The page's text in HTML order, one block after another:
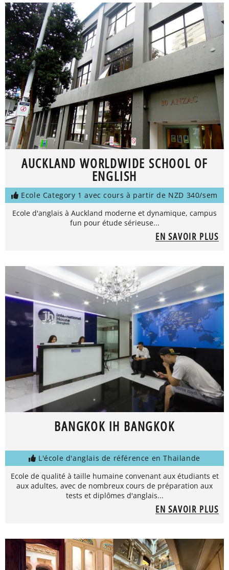
AUCKLAND WORLDWIDE SCHOOL OF
ENGLISH
Ecole Category 1 avec cours à partir de NZD 340/sem
Ecole d'anglais à Auckland moderne et dynamique, campus
fun pour étude sérieuse...
EN SAVOIR PLUS
BANGKOK IH BANGKOK
L'école d'anglais de référence en Thailande
Ecole de qualité à taille humaine convenant aux étudiants et
aux adultes, avec de nombreux cours de préparation aux
tests et diplômes d'anglais...
EN SAVOIR PLUS